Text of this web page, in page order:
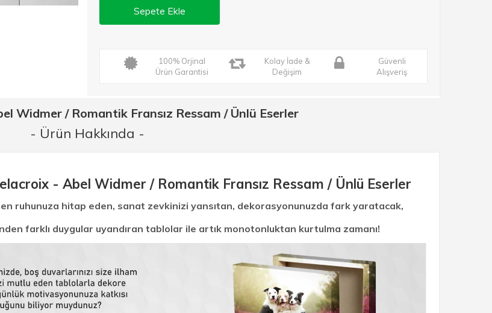
Sepete Ekle
100% Orjinal
Ürün Garantisi
Kolay İade &
Değişim
Güvenli
Alışveriş
Widmer / Romantik Fransız Ressam / Ünlü Eserler
- Ürün Hakkında -
- Abel Widmer / Romantik Fransız Ressam / Ünlü Eserler
ruhunuza hitap eden, sanat zevkinizi yansıtan, dekorasyonunuzda fark yaratacak,
farklı duygular uyandıran tablolar ile artık monotonluktan kurtulma zamanı!